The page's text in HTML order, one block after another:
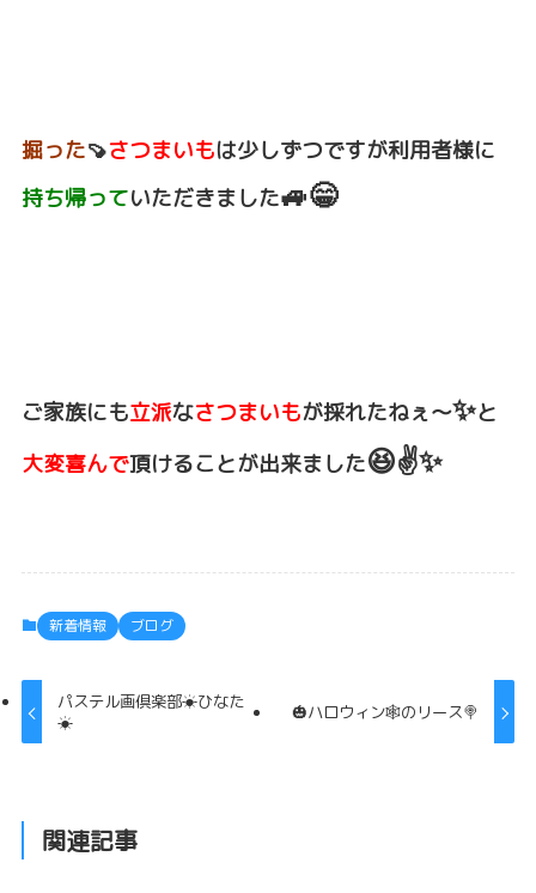
掘った🍠さつまいもは少しずつですが利用者様に
持ち帰っていただきました🚙😁
ご家族にも立派なさつまいもが採れたねぇ～✨と
大変喜んで頂けることが出来ました😆✌️✨
新着情報 ブログ
パステル画倶楽部☀ひなた
☀
🎃ハロウィン🕸のリース🍭
関連記事